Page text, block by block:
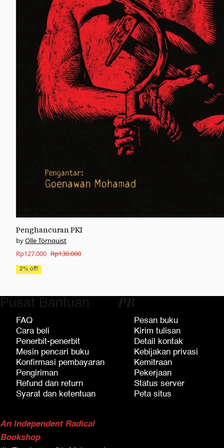
Penghancuran PKI
Olle Törnquist
Rp130.000
Original
price
Rp127.000
Current
price
2% off!
Pusat Bantuan
FAQ
Cara beli
Penerbit-penerbit
Mesin pencari buku
Konfirmasi pembayaran
Pengiriman
Refund dan return
Syarat dan ketentuan
𝑷𝑩
Pesan buku
Kirim tulisan
Detail kontak
Kebijakan privasi
Kemitraan
Pekerjaan
Status server
Peta situs
An Independent Radical
Bookshop